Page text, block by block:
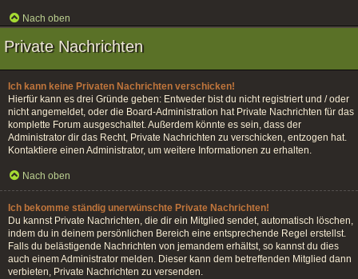
Nach oben
Private Nachrichten
Ich kann keine Privaten Nachrichten verschicken!
Hierfür kann es drei Gründe geben: Entweder bist du nicht registriert und / oder
nicht angemeldet, oder die Board-Administration hat Private Nachrichten für das
komplette Forum ausgeschaltet. Außerdem könnte es sein, dass der
Administrator dir das Recht, Private Nachrichten zu verschicken, entzogen hat.
Kontaktiere einen Administrator, um weitere Informationen zu erhalten.
Nach oben
Ich bekomme ständig unerwünschte Private Nachrichten!
Du kannst Private Nachrichten, die dir ein Mitglied sendet, automatisch löschen,
indem du in deinem persönlichen Bereich eine entsprechende Regel erstellst.
Falls du belästigende Nachrichten von jemandem erhältst, so kannst du dies
auch einem Administrator melden. Dieser kann dem betreffenden Mitglied dann
verbieten, Private Nachrichten zu versenden.